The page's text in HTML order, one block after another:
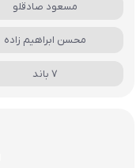
مسعود صادقلو
محسن ابراهیم زاده
7 باند